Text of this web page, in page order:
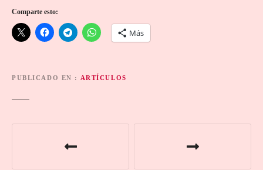
Comparte esto:
Más
PUBLICADO EN ARTÍCULOS